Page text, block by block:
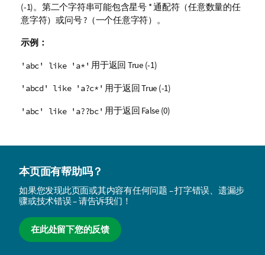
(-1)。第二个字符串可能包含星号 * 通配符（任意数量的任
意字符）或问号 ?（一个任意字符）。
示例：
'abc' like 'a*' 用于返回 True(-1)
'abcd' like 'a?c*' 用于返回True (-1)
'abc' like 'a??bc' 用于返回 False(0)
本页面有帮助吗？
如果您发现此页面或其内容有任何问题 – 打字错误、遗漏步
骤或技术错误 – 请告诉我们！
在此处留下您的反馈